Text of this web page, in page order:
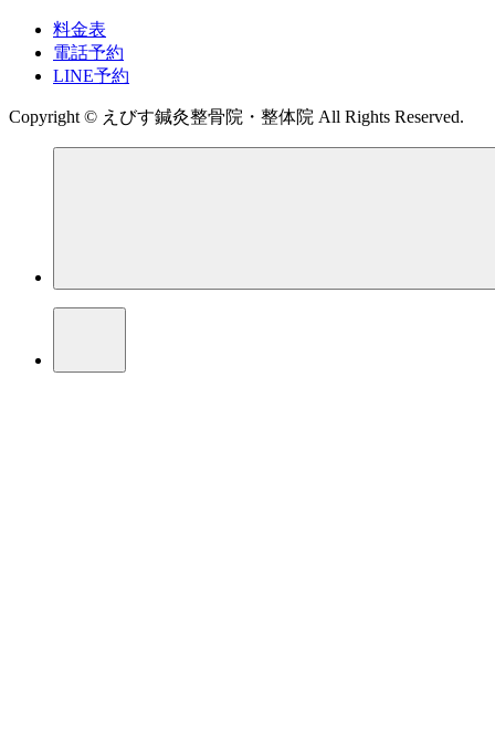
料金表
電話予約
LINE予約
Copyright © えびす鍼灸整骨院・整体院 All Rights Reserved.